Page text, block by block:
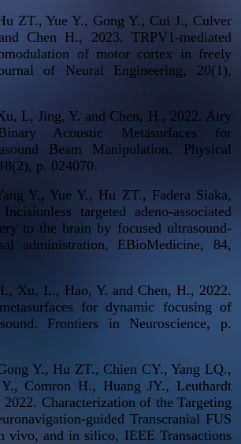
ZT., Yue Y., Gong Y., Cui J., Culver
Chen H., 2023. TRPV1-mediated
of motor cortex in freely
of Neural Engineering, 20(1),
L, Jing, Y. and Chen, H., 2022. Airy
Acoustic Metasurfaces for
Beam Manipulation. Physical
p. 024070.
Y., Yue Y., Hu ZT., Fadera Siaka,
targeted adeno-associated
to the brain by focused ultrasound-
administration, EBioMedicine, 84,
Xu, L., Hao, Y. and Chen, H., 2022.
for dynamic focusing of
Frontiers in Neuroscience, p.
Y., Hu ZT., Chien CY., Yang LQ.,
Comron H., Huang JY., Leuthardt
Characterization of the Targeting
guided Transcranial FUS
vivo, and in silico, IEEE Transactions